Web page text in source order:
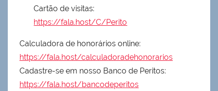
Cartão de visitas:
https://fala.host/C/Perito
Calculadora de honorários online:
https://fala.host/calculadoradehonorarios
Cadastre-se em nosso Banco de Peritos:
https://fala.host/bancodeperitos